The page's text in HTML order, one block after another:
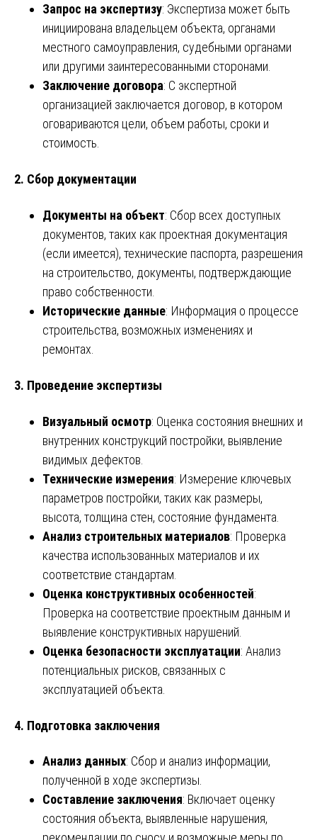
Запрос на экспертизу: Экспертиза может быть
инициирована владельцем объекта, органами
местного самоуправления, судебными органами
или другими заинтересованными сторонами.
Заключение договора: С экспертной
организацией заключается договор, в котором
оговариваются цели, объем работы, сроки и
стоимость.
2. Сбор документации
Документы на объект: Сбор всех доступных
документов, таких как проектная документация
(если имеется), технические паспорта, разрешения
на строительство, документы, подтверждающие
право собственности.
Исторические данные: Информация о процессе
строительства, возможных изменениях и
ремонтах.
3. Проведение экспертизы
Визуальный осмотр: Оценка состояния внешних и
внутренних конструкций постройки, выявление
видимых дефектов.
Технические измерения: Измерение ключевых
параметров постройки, таких как размеры,
высота, толщина стен, состояние фундамента.
Анализ строительных материалов: Проверка
качества использованных материалов и их
соответствие стандартам.
Оценка конструктивных особенностей:
Проверка на соответствие проектным данным и
выявление конструктивных нарушений.
Оценка безопасности эксплуатации: Анализ
потенциальных рисков, связанных с
эксплуатацией объекта.
4. Подготовка заключения
Анализ данных: Сбор и анализ информации,
полученной в ходе экспертизы.
Составление заключения: Включает оценку
состояния объекта, выявленные нарушения,